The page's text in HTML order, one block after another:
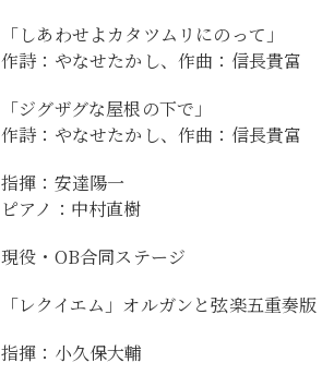
「しあわせよカタツムリにのって」
作詩：やなせたかし、作曲：信長貴富
「ジグザグな屋根の下で」
作詩：やなせたかし、作曲：信長貴富
指揮：安達陽一
ピアノ：中村直樹
現役・OB合同ステージ
「レクイエム」オルガンと弦楽五重奏版
指揮：小久保大輔